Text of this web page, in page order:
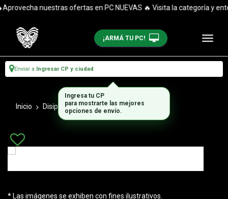
nuestras ofertas en PC NUEVAS 🔥 Visita la categoría y
¡ARMÁ TU PC!
Enviar a Ingresar CP y ciudad
Inicio Disipadores Coolers
* Las imágenes se exhiben con fines ilustrativos.
Ingresa tu CP
para mostrarte las mejores
opciones de envío.